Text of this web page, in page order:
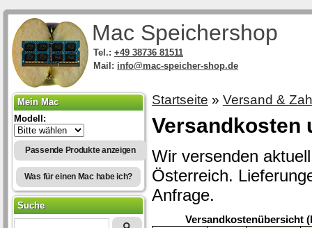
Startseite » Versand &
Versandkosten
Wir versenden
Österreich.
Anfrage.
Versandkostenübersicht
Mein Mac
Modell:
Passende Produkte anzeigen
Was für einen Mac habe ich?
Suche
Mac Speichershop
Tel.: +49 38736 81511
Mail: info@mac-speicher-shop.de